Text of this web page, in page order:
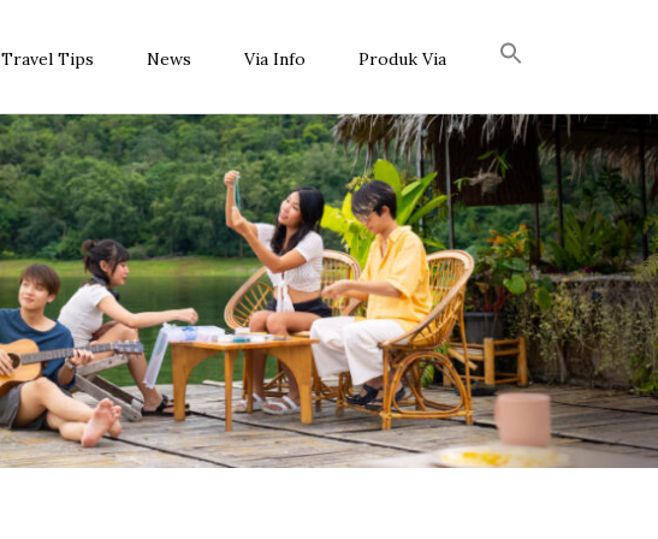
Travel Tips News Via Info Produk Via